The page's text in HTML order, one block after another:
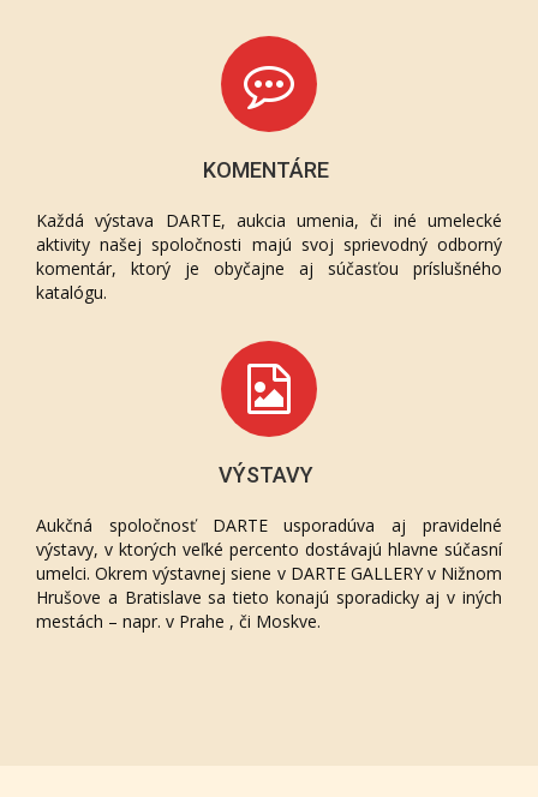
KOMENTÁRE
Každá výstava DARTE, aukcia umenia, či iné umelecké
aktivity našej spoločnosti majú svoj sprievodný odborný
komentár, ktorý je obyčajne aj súčasťou príslušného
katalógu.
VÝSTAVY
Aukčná spoločnosť DARTE usporadúva aj pravidelné
výstavy, v ktorých veľké percento dostávajú hlavne súčasní
umelci. Okrem výstavnej siene v DARTE GALLERY v Nižnom
Hrušove a Bratislave sa tieto konajú sporadicky aj v iných
mestách – napr. v Prahe , či Moskve.